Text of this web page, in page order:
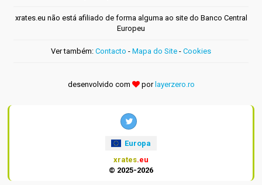
xrates.eu não está afiliado de forma alguma ao site do Banco Central
Europeu
Ver também: Contacto - Mapa do Site - Cookies
desenvolvido com por layerzero.ro
Europa
xrates.eu
© 2025-2026